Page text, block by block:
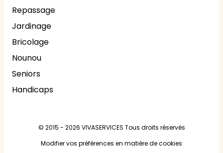
Repassage
Jardinage
Bricolage
Nounou
Seniors
Handicaps
© 2015 - 2026 VIVASERVICES Tous droits réservés
Modifier vos préférences en matière de cookies